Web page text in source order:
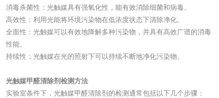
消毒杀菌性：光触媒具有强氧化性，能有效消除细菌和病毒。
高效性：利用光能将环境污染物在低浓度状态下清除净化。
全面性：光触媒可以有效地降解多种污染物，并具有高效广谱的消毒
性能。
持续性：光触媒在光的照射下可以持续不断地净化污染物。
光触媒甲醛清除剂检测方法
实验室条件下，光触媒甲醛清除剂的检测通常包括以下几个步骤：
清洗剂检测 日化产品毒理检测
洗手液检测
水处理剂